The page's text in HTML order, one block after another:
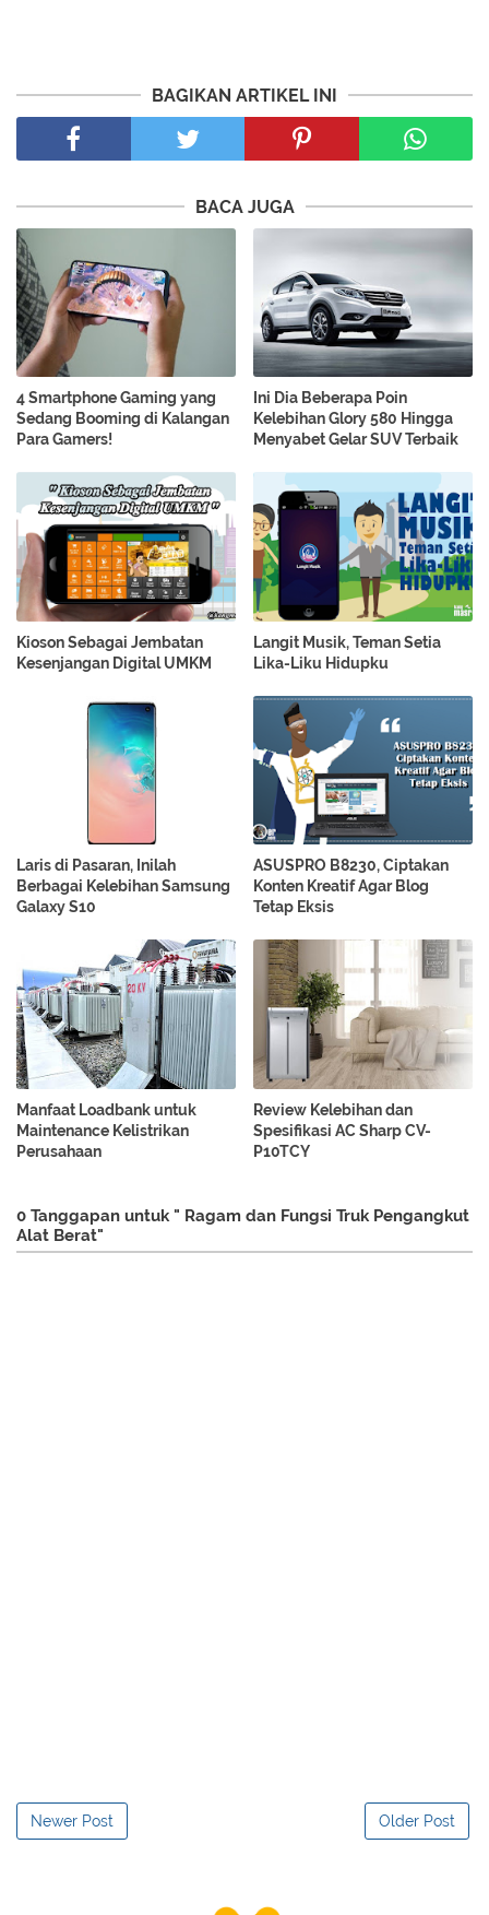
BAGIKAN ARTIKEL INI
BACA JUGA
4 Smartphone Gaming yang
Sedang Booming di Kalangan
Para Gamers!
Ini Dia Beberapa Poin
Kelebihan Glory 580 Hingga
Menyabet Gelar SUV Terbaik
Kioson Sebagai Jembatan
Kesenjangan Digital UMKM
Langit Musik, Teman Setia
Lika-Liku Hidupku
Laris di Pasaran, Inilah
Berbagai Kelebihan Samsung
Galaxy S10
ASUSPRO B8230, Ciptakan
Konten Kreatif Agar Blog
Tetap Eksis
Manfaat Loadbank untuk
Maintenance Kelistrikan
Perusahaan
Review Kelebihan dan
Spesifikasi AC Sharp CV-
P10TCY
0 Tanggapan untuk " Ragam dan Fungsi Truk Pengangkut
Alat Berat"
Newer Post Older Post